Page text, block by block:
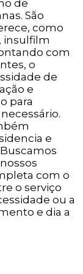
de
São
como
insulfilm
com
o
de
e
para
e
com o
o serviço
ou a
e dia a